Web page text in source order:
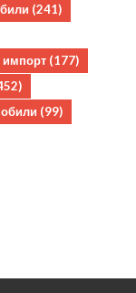
(241)
импорт (177)
(99)